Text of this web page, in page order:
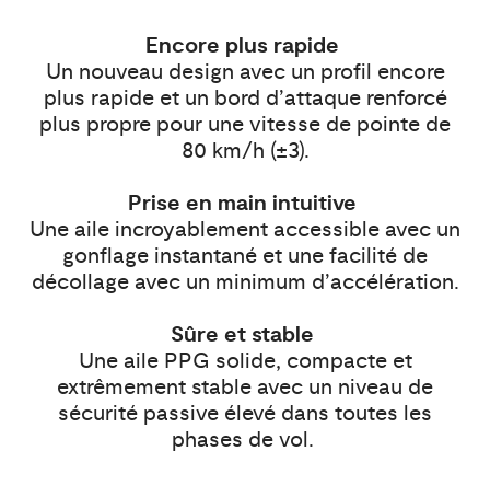
Encore plus rapide
Un nouveau design avec un profil encore
plus rapide et un bord d’attaque renforcé
plus propre pour une vitesse de pointe de
80 km/h (±3).
Prise en main intuitive
Une aile incroyablement accessible avec un
gonflage instantané et une facilité de
décollage avec un minimum d’accélération.
Sûre et stable
Une aile PPG solide, compacte et
extrêmement stable avec un niveau de
sécurité passive élevé dans toutes les
phases de vol.